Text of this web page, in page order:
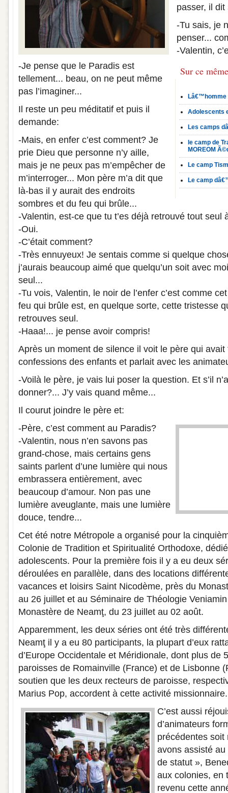
Sur ce
Lâ€™homme
Adolescents
Les camps
le camp de
MOREOM
Le camp
Le camp
passer, il
-Tu sais, je
penser...
-Valentin,
-Je pense que le Paradis est
tellement... beau, on ne peut même
pas l’imaginer...
Il reste un peu méditatif et puis il
demande:
-Mais, en enfer c’est comment? Je
prie Dieu que personne n’y aille,
mais je ne peux pas m’empêcher de
m’interroger... Mon père m’a dit que
là-bas il y aurait des endroits
sombres et du feu qui brûle...
-Valentin, est-ce que tu t’es déjà retrouvé tout seul
-Oui.
-C’était comment?
-Très ennuyeux! Je sentais comme si quelque
j’aurais beaucoup aimé que quelqu’un soit avec
seul...
-Tu vois, Valentin, le noir de l’enfer c’est comme
feu qui brûle est, en quelque sorte, cette tristesse
retrouves seul.
-Haaa!... je pense avoir compris!
Après un moment de silence il voit le père qui avait
confessions des enfants et parlait avec les
-Voilà le père, je vais lui poser la question. Et s’il
donner?... J’y vais quand même...
Il courut joindre le père et:
-Père, c’est comment au Paradis?
-Valentin, nous n’en savons pas
grand-chose, mais certains gens
saints parlent d’une lumière qui nous
embrassera entièrement, avec
beaucoup d’amour. Non pas une
lumière aveuglante, mais une lumière
douce, tendre...
Cet été notre Métropole a organisé pour la
Colonie de Tradition et Spiritualité Orthodoxe,
adolescents. Pour la première fois il y a eu deux
déroulées en parallèle, dans des locations
vacances et loisirs Saint Nicodème, près du
au 26 juillet et au Séminaire de Théologie
Monastère de Neamţ, du 23 juillet au 02 août.
Apparemment, les deux séries ont été très
Neamţ il y a eu 80 participants, la plupart d’eux
d’Europe Occidentale et Méridionale, dont plus de
paroisses de Romainville (France) et de Lisbonne
soutien que les deux recteurs de paroisse,
Marius Pop, accordent à cette activité missionnaire.
C’est aussi
d’animateurs
précédentes soit
avons assisté
de statut »,
aux colonies, en
revenu cette